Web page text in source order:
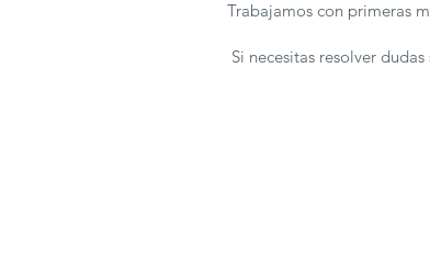
Trabajamos con primeras
Si necesitas resolver